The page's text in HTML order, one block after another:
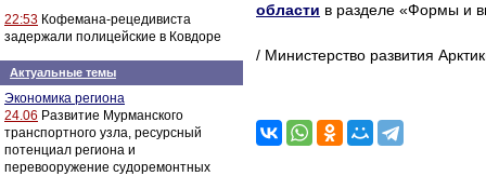
22:53 Кофемана-рецедивиста
задержали полицейские в Ковдоре
Актуальные темы
Экономика региона
24.06 Развитие Мурманского
транспортного узла, ресурсный
потенциал региона и
перевооружение судоремонтных
области в разделе «Формы и
/ Министерство развития